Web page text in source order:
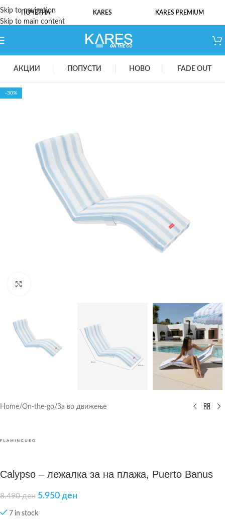
Skip to navigation
Skip to main content
ПОЧЕТНА KARES KARES PREMIUM
АКЦИИ ПОПУСТИ НОВО FADE OUT
-30%
Home/On-the-go/За во движење
Calypso – лежалка за на плажа, Puerto Banus
8.490ден 5.950 ден
7 in stock